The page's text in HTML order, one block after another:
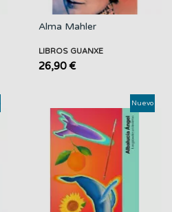
Alma Mahler
LIBROS GUANXE
26,90 €
Nuevo